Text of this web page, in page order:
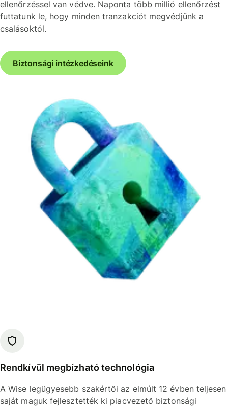
ellenőrzéssel van védve. Naponta több millió ellenőrzést
futtatunk le, hogy minden tranzakciót megvédjünk a
csalásoktól.
Biztonsági intézkedéseink
Rendkívül megbízható technológia
A Wise legügyesebb szakértői az elmúlt 12 évben teljesen
saját maguk fejlesztették ki piacvezető biztonsági